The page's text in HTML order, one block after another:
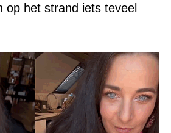
op het strand iets teveel